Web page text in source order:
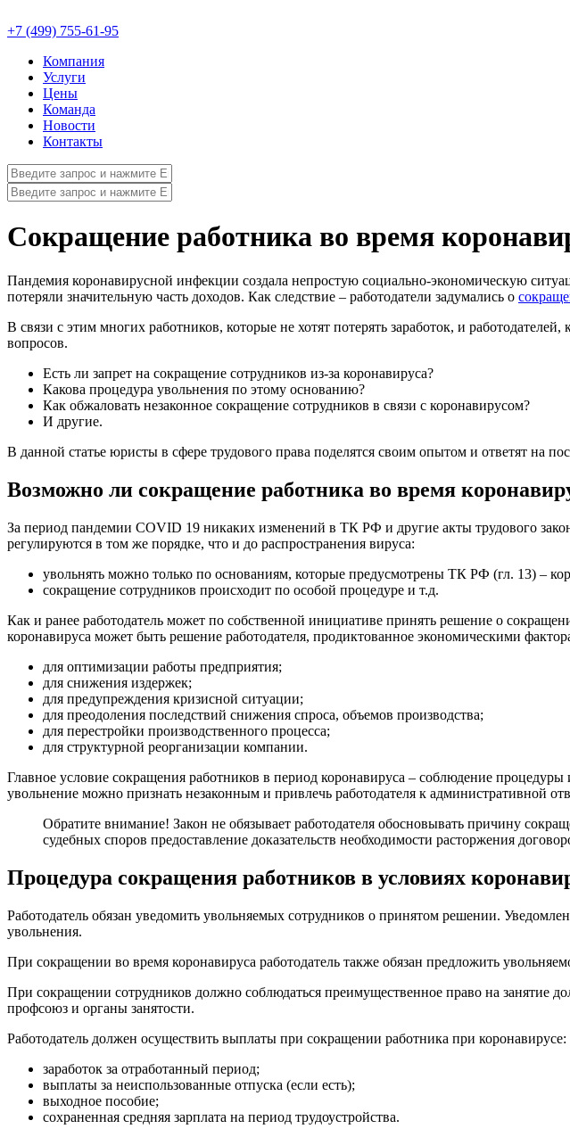
+7 (499) 755-61-95
Компания
Услуги
Цены
Команда
Новости
Контакты
Сокращение работника во время
Пандемия коронавирусной инфекции создала непростую социально-экономическую
потеряли значительную часть доходов. Как следствие – работодатели задумались о
В связи с этим многих работников, которые не хотят потерять заработок, и
вопросов.
Есть ли запрет на сокращение сотрудников из-за коронавируса?
Какова процедура увольнения по этому основанию?
Как обжаловать незаконное сокращение сотрудников в связи с коронавирусом?
И другие.
В данной статье юристы в сфере трудового права поделятся своим опытом и ответят на
Возможно ли сокращение работника во время
За период пандемии COVID 19 никаких изменений в ТК РФ и другие акты трудового
регулируются в том же порядке, что и до распространения вируса:
увольнять можно только по основаниям, которые предусмотрены ТК РФ (гл. 13) –
сокращение сотрудников происходит по особой процедуре и т.д.
Как и ранее работодатель может по собственной инициативе принять решение о
коронавируса может быть решение работодателя, продиктованное экономическими
для оптимизации работы предприятия;
для снижения издержек;
для предупреждения кризисной ситуации;
для преодоления последствий снижения спроса, объемов производства;
для перестройки производственного процесса;
для структурной реорганизации компании.
Главное условие сокращения работников в период коронавируса – соблюдение
увольнение можно признать незаконным и привлечь работодателя к административной
Обратите внимание! Закон не обязывает работодателя обосновывать причину
судебных споров предоставление доказательств необходимости расторжения
Процедура сокращения работников в условиях
Работодатель обязан уведомить увольняемых сотрудников о принятом решении.
увольнения.
При сокращении во время коронавируса работодатель также обязан предложить
При сокращении сотрудников должно соблюдаться преимущественное право на
профсоюз и органы занятости.
Работодатель должен осуществить выплаты при сокращении работника при коронавирусе:
заработок за отработанный период;
выплаты за неиспользованные отпуска (если есть);
выходное пособие;
сохраненная средняя зарплата на период трудоустройства.